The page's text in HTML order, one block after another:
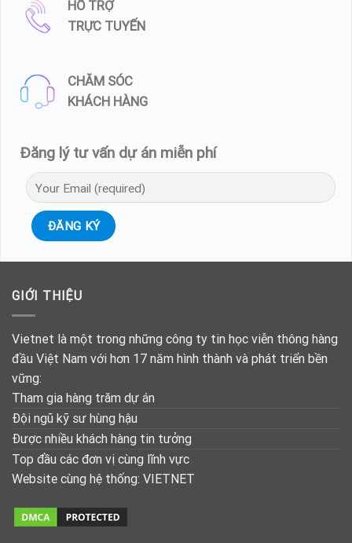
HỖ TRỢ
TRỰC TUYẾN
CHĂM SÓC
KHÁCH HÀNG
Đăng lý tư vấn dự án miễn phí
GIỚI THIỆU
Vietnet là một trong những công ty tin học viễn thông hàng
đầu Việt Nam với hơn 17 năm hình thành và phát triển bền
vững:
Tham gia hàng trăm dự án
Đội ngũ kỹ sư hùng hậu
Được nhiều khách hàng tin tưởng
Top đầu các đơn vị cùng lĩnh vực
Website cùng hệ thống: VIETNET